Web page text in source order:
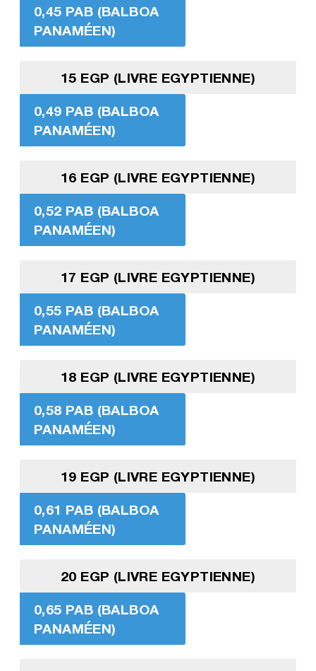
0,45 PAB (BALBOA
PANAMÉEN)
15 EGP (LIVRE EGYPTIENNE)
0,49 PAB (BALBOA
PANAMÉEN)
16 EGP (LIVRE EGYPTIENNE)
0,52 PAB (BALBOA
PANAMÉEN)
17 EGP (LIVRE EGYPTIENNE)
0,55 PAB (BALBOA
PANAMÉEN)
18 EGP (LIVRE EGYPTIENNE)
0,58 PAB (BALBOA
PANAMÉEN)
19 EGP (LIVRE EGYPTIENNE)
0,61 PAB (BALBOA
PANAMÉEN)
20 EGP (LIVRE EGYPTIENNE)
0,65 PAB (BALBOA
PANAMÉEN)